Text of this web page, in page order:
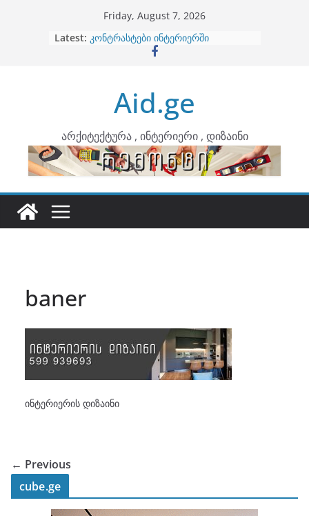
Friday, August 7, 2026
Latest: ბინების გაერთიანება
კონტრასტები ინტერიერში
ინტერიერის დიზიანი
არტემიდი წარმოგიდგენთ
Aid.ge
არქიტექტურა , ინტერიერი , დიზაინი
baner
ინტერიერის დიზაინი
← Previous
cube.ge